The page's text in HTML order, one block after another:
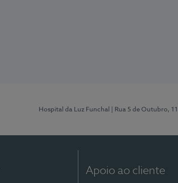
Hospital da Luz Funchal | Rua 5 de Outubro,
Apoio ao cliente